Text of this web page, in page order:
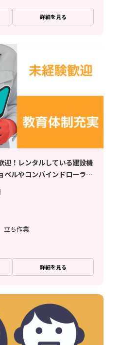
詳細を見る
迎！レンタルしている建設機
ベルやコンバインドローラ
態に整えるお仕事
立ち作業
詳細を見る